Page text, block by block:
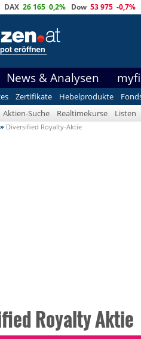
DAX 26 165 0,2% Dow 53 975 -0,7%
News & Analysen
Zertifikate Hebelprodukte
Aktien-Suche Realtimekurse Listen
» Diversified Royalty-Aktie
Royalty Aktie